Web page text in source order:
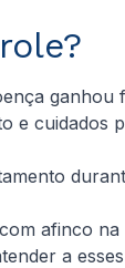
ganhou
e cuidados
afinco
a